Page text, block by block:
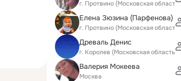
г. Протвино (Московская область)
Елена Зюзина (Парфенова)
г. Протвино (Московская область)
Древаль Денис
г. Королев (Московская область)
Валерия Мокеева
Москва